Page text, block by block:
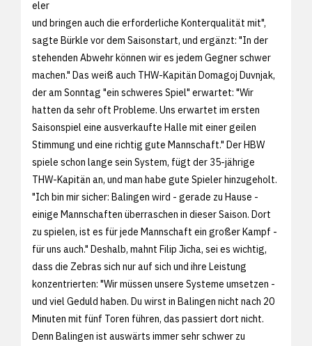
eler
und bringen auch die erforderliche Konterqualität mit",
sagte Bürkle vor dem Saisonstart, und ergänzt: "In der
stehenden Abwehr können wir es jedem Gegner schwer
machen." Das weiß auch THW-Kapitän Domagoj Duvnjak,
der am Sonntag "ein schweres Spiel" erwartet: "Wir
hatten da sehr oft Probleme. Uns erwartet im ersten
Saisonspiel eine ausverkaufte Halle mit einer geilen
Stimmung und eine richtig gute Mannschaft." Der HBW
spiele schon lange sein System, fügt der 35-jährige
THW-Kapitän an, und man habe gute Spieler hinzugeholt.
"Ich bin mir sicher: Balingen wird - gerade zu Hause -
einige Mannschaften überraschen in dieser Saison. Dort
zu spielen, ist es für jede Mannschaft ein großer Kampf -
für uns auch." Deshalb, mahnt Filip Jicha, sei es wichtig,
dass die Zebras sich nur auf sich und ihre Leistung
konzentrierten: "Wir müssen unsere Systeme umsetzen -
und viel Geduld haben. Du wirst in Balingen nicht nach 20
Minuten mit fünf Toren führen, das passiert dort nicht.
Denn Balingen ist auswärts immer sehr schwer zu